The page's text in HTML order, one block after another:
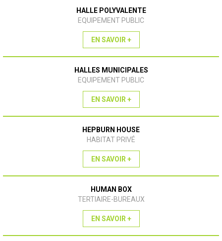
HALLE POLYVALENTE
EQUIPEMENT PUBLIC
EN SAVOIR +
HALLES MUNICIPALES
EQUIPEMENT PUBLIC
EN SAVOIR +
HEPBURN HOUSE
HABITAT PRIVÉ
EN SAVOIR +
HUMAN BOX
TERTIAIRE-BUREAUX
EN SAVOIR +